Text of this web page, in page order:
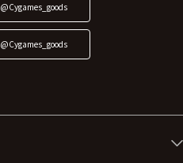
@Cygames_goods
@Cygames_goods